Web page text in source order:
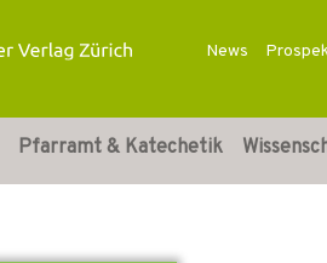
News
Pfarramt & Katechetik